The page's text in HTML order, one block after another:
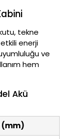
tekne
enerji
ve
hem
Akü
(mm)